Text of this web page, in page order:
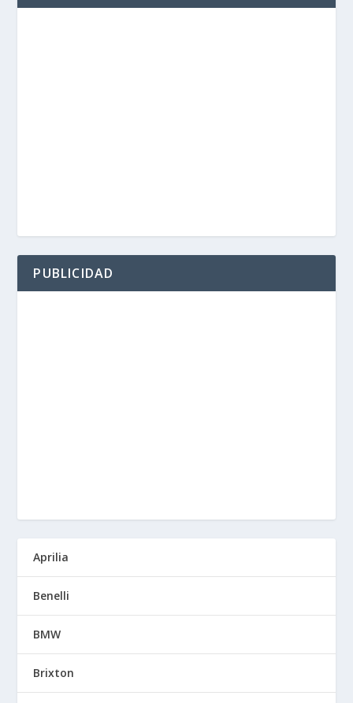
PUBLICIDAD
Aprilia
Benelli
BMW
Brixton